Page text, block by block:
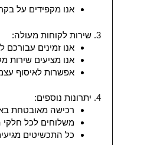
אנו מקפידים על
3. שירות לקוחות מעולה:
אנו זמינים
אנו מציעים שירות
אפשרות לאיסוף
4. יתרונות נוספים:
רכישה מאובטחת
משלוחים לכל חלקי
כל התכשיטים